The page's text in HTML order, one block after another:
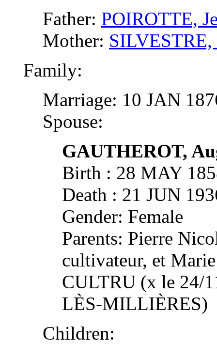
Father: POIROTTE,
Mother:
Family:
Marriage: 10 JAN
Spouse:
GAUTHEROT,
Birth : 28 MAY
Death : 21 JUN
Gender: Female
Parents: Pierre
cultivateur, et
CULTRU (x le 24/
LÈS-MILLIÈRES)
Children: